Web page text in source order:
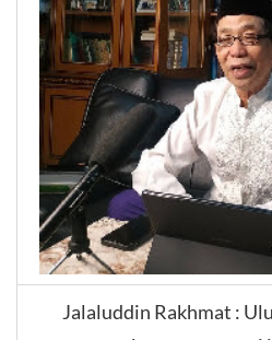
Jalaluddin Rakhmat :